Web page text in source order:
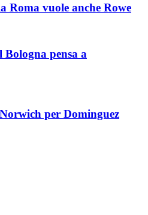
Roma vuole anche Rowe
pensa a
per Dominguez